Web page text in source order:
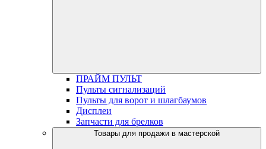
ПРАЙМ ПУЛЬТ
Пульты сигнализаций
Пульты для ворот и шлагбаумов
Дисплеи
Запчасти для брелков
Товары для продажи в мастерской